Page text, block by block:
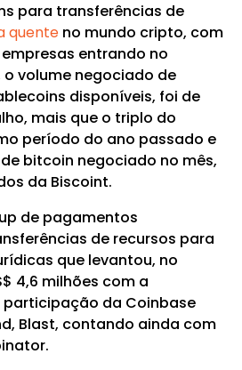
para transferências de
quenteno mundo cripto, com
entrando no
o volume negociado de
disponíveis, foi de
mais que o triplo do
período do ano passado e
bitcoin negociado no mês,
da Biscoint.
de pagamentos
de recursos para
que levantou, no
4,6 milhões com a
participação da Coinbase
Blast, contando ainda com